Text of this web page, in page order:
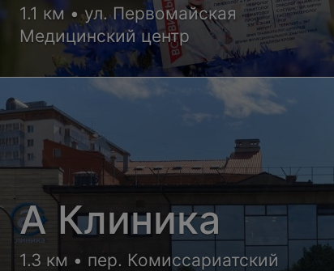
1.1 км • ул. Первомайская
Медицинский центр
А Клиника
1.3 км • пер. Комиссариатский